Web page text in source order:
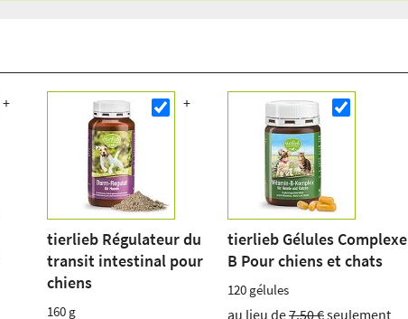
tierlieb Régulateur du
transit intestinal pour
chiens
160 g
tierlieb Gélules Complexe
B Pour chiens et chats
120 gélules
au lieu de7,50 €seulement